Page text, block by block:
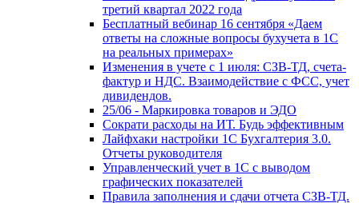
третий квартал 2022 года
Бесплатный вебинар 16 сентября «Даем
ответы на сложные вопросы бухучета в 1С
на реальных примерах»
Изменения в учете с 1 июля: СЗВ-ТД, счета-
фактур и НДС. Взаимодействие с ФСС, учет
дивидендов.
25/06 - Маркировка товаров и ЭДО
Сократи расходы на ИТ. Будь эффективным
Лайфхаки настройки 1С Бухгалтерия 3.0.
Отчеты руководителя
Управленческий учет в 1С с выводом
графических показателей
Правила заполнения и сдачи отчета СЗВ-ТД.